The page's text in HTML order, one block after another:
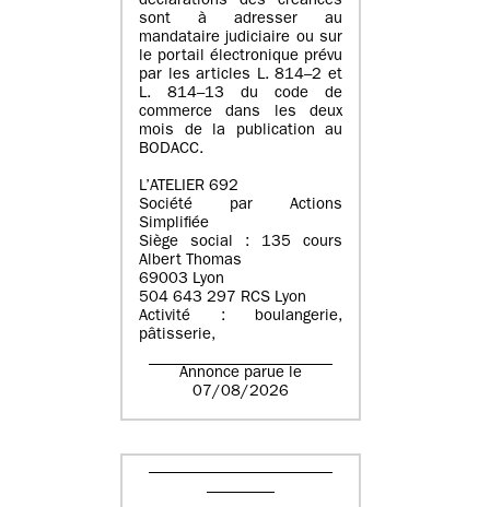
sont à adresser au
mandataire judiciaire ou sur
le portail électronique prévu
par les articles L. 814–2 et
L. 814–13 du code de
commerce dans les deux
mois de la publication au
BODACC.
L’ATELIER 692
Société par Actions
Simplifiée
Siège social : 135 cours
Albert Thomas
69003 Lyon
504 643 297 RCS Lyon
Activité : boulangerie,
pâtisserie,
Annonce parue le
07/08/2026